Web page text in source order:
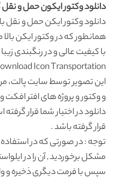
دانلود وکتور ایکون حمل و
دانلود وکتورایکن حمل و نقل
همانطور که دروکتور ایکن
با کیفیت عالی و در رنگبندی
Icon Transportation
این تصویر توسطسایت پالت،
و وکتور و پروژه های افتر
دانلود در اختیار شما قرار
قرار گرفته باشد .
توجه : در صورتی که در
سپس با فرمت دیگری ذخیره و